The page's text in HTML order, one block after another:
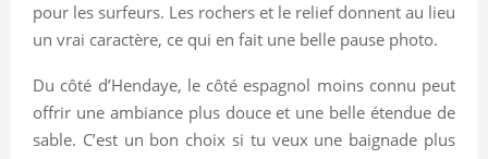
pour les surfeurs. Les rochers et le relief donnent au lieu
un vrai caractère, ce qui en fait une belle pause photo.
Du côté d’Hendaye, le côté espagnol moins connu peut
offrir une ambiance plus douce et une belle étendue de
sable. C’est un bon choix si tu veux une baignade plus